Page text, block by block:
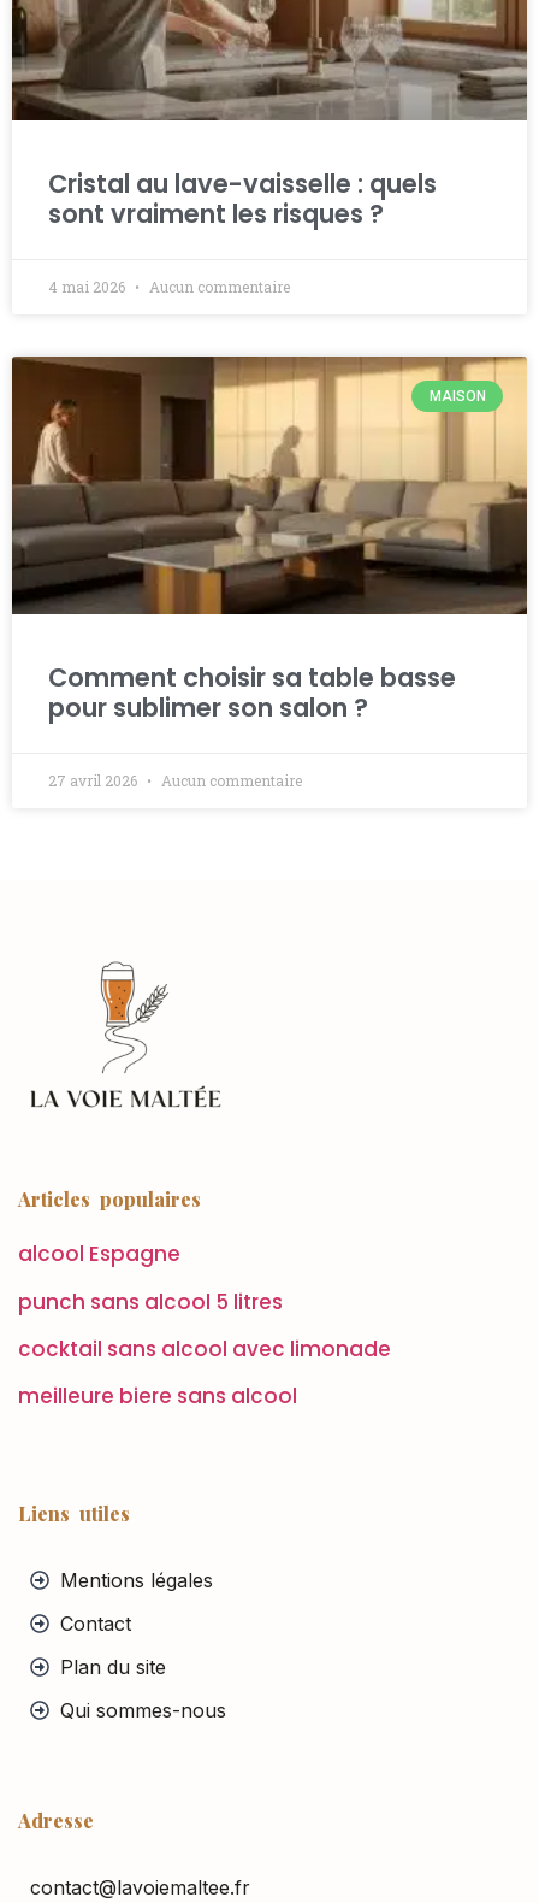
Cristal au lave-vaisselle : quels
sont vraiment les risques ?
4 mai 2026 Aucun commentaire
MAISON
Comment choisir sa table basse
pour sublimer son salon ?
27 avril 2026 Aucun commentaire
Articles populaires
alcool Espagne
punch sans alcool 5 litres
cocktail sans alcool avec limonade
meilleure biere sans alcool
Liens utiles
Mentions légales
Contact
Plan du site
Qui sommes-nous
Adresse
contact@lavoiemaltee.fr